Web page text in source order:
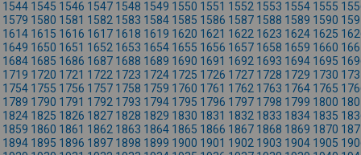
1544 1545 1546 1547 1548 1549 1550 1551 1552 1553 1554 1555
1579 1580 1581 1582 1583 1584 1585 1586 1587 1588 1589 1590
1614 1615 1616 1617 1618 1619 1620 1621 1622 1623 1624 1625
1649 1650 1651 1652 1653 1654 1655 1656 1657 1658 1659 1660
1684 1685 1686 1687 1688 1689 1690 1691 1692 1693 1694 1695
1719 1720 1721 1722 1723 1724 1725 1726 1727 1728 1729 1730
1754 1755 1756 1757 1758 1759 1760 1761 1762 1763 1764 1765
1789 1790 1791 1792 1793 1794 1795 1796 1797 1798 1799 1800
1824 1825 1826 1827 1828 1829 1830 1831 1832 1833 1834 1835
1859 1860 1861 1862 1863 1864 1865 1866 1867 1868 1869 1870
1894 1895 1896 1897 1898 1899 1900 1901 1902 1903 1904 1905